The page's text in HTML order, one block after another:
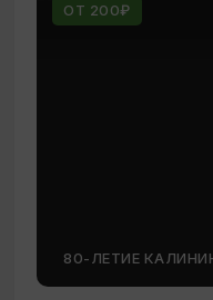
ОТ 200₽
80-ЛЕТИЕ